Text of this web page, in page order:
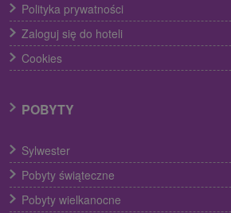
Polityka prywatności
Zaloguj się do hoteli
Cookies
POBYTY
Sylwester
Pobyty świąteczne
Pobyty wielkanocne